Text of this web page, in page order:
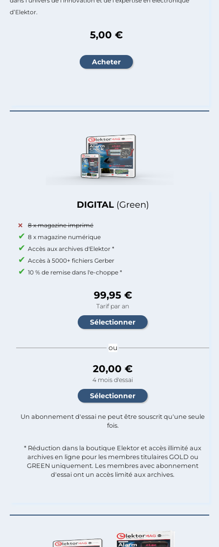
DIGITAL (Green)
8 x magazine imprimé
8 x magazine numérique
Accès aux archives d'Elektor *
Accès à 5000+ fichiers Gerber
10 % de remise dans l'e-choppe *
99,95 €
Tarif par an
ou
20,00 €
4 mois d'essai
Un abonnement d'essai ne peut être souscrit qu'une seule
fois.​
* Réduction dans la boutique Elektor et accès illimité aux
archives en ligne pour les membres titulaires GOLD ou
GREEN uniquement. Les membres avec abonnement
d'essai ont un accès limité aux archives.
d’Elektor.
5,00 €